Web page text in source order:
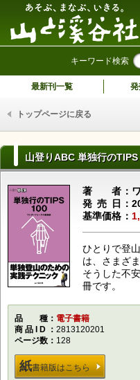
キーワード検索
最新刊一覧
トップページに戻る
山登りABC 単独行の
著者
発売日
基準価格
ひとりで登
は、さまざ
そうした不
冊です。
品種電子書籍
商品ID
2813120201
ページ数
128
紙書籍版はこちら